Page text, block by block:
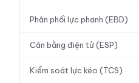
Phân phối lực phanh (EBD)
Cân bằng điện tử (ESP)
Kiểm soát lực kéo (TCS)